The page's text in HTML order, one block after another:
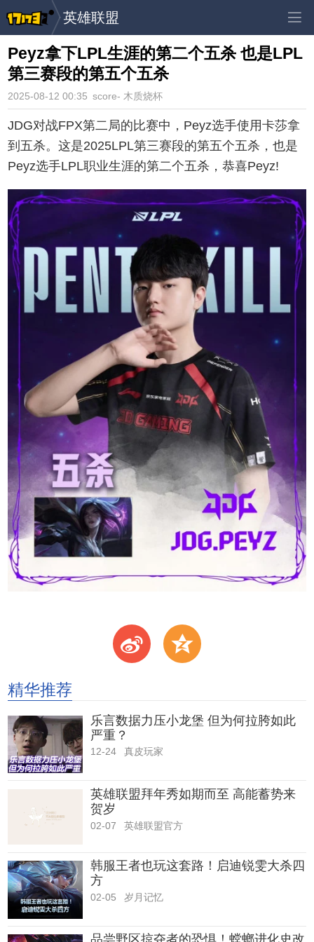
英雄联盟
Peyz拿下LPL生涯的第二个五杀 也是LPL
第三赛段的第五个五杀
2025-08-12 00:35 score- 木质烧杯
JDG对战FPX第二局的比赛中，Peyz选手使用卡莎拿
到五杀。这是2025LPL第三赛段的第五个五杀，也是
Peyz选手LPL职业生涯的第二个五杀，恭喜Peyz!
t z
精华推荐
乐言数据力压小龙堡 但为何拉胯如此
严重？
12-24 真皮玩家
英雄联盟拜年秀如期而至 高能蓄势来
贺岁
02-07 英雄联盟官方
韩服王者也玩这套路！启迪锐雯大杀四
方
02-05 岁月记忆